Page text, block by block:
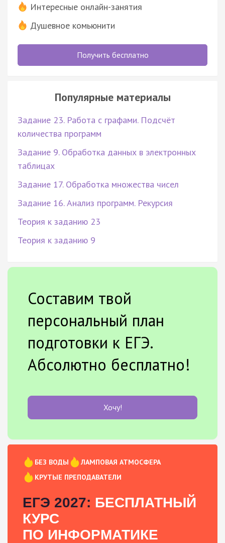
Интересные онлайн-занятия
Душевное комьюнити
Получить бесплатно
Популярные материалы
Задание 23. Работа с графами. Подсчёт
количества программ
Задание 9. Обработка данных в электронных
таблицах
Задание 17. Обработка множества чисел
Задание 16. Анализ программ. Рекурсия
Теория к заданию 23
Теория к заданию 9
Составим твой
персональный план
подготовки к ЕГЭ.
Абсолютно бесплатно!
Хочу!
БЕЗ ВОДЫ
ЛАМПОВАЯ АТМОСФЕРА
КРУТЫЕ ПРЕПОДАВАТЕЛИ
ЕГЭ 2027: БЕСПЛАТНЫЙ
КУРС
ПО ИНФОРМАТИКЕ